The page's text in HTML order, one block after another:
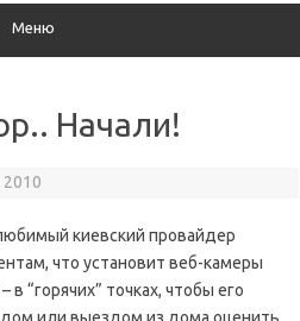
Меню
Начали!
2010
киевский провайдер
что установит веб-камеры
в “горячих” точках, чтобы его